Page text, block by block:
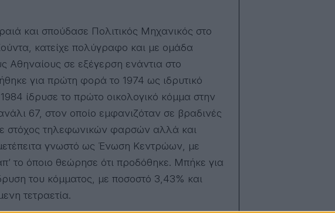
και σπούδασε Πολιτικός Μηχανικός στο
κατείχε πολύγραφο και με ομάδα
Αθηναίους σε εξέγερση ενάντια στο
για πρώτη φορά το 1974 ως ιδρυτικό
ίδρυσε το πρώτο οικολογικό κόμμα στην
67, στον οποίο εμφανιζόταν σε βραδινές
στόχος τηλεφωνικών φαρσών αλλά και
γνωστό ως Ένωση Κεντρώων, με
το όποιο θεώρησε ότι προδόθηκε. Μπήκε για
του κόμματος, με ποσοστό 3,43% και
τετραετία.